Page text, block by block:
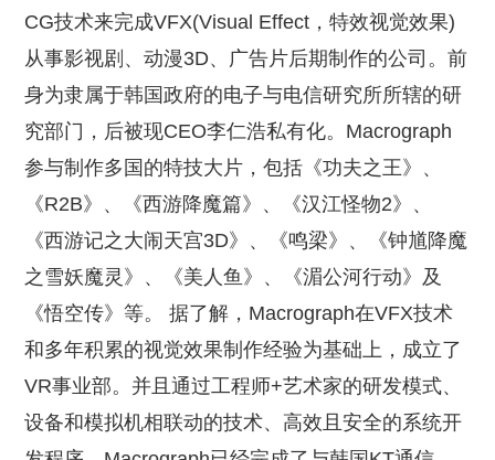
CG技术来完成VFX(Visual Effect，特效视觉效果)
从事影视剧、动漫3D、广告片后期制作的公司。前
身为隶属于韩国政府的电子与电信研究所所辖的研
究部门，后被现CEO李仁浩私有化。Macrograph
参与制作多国的特技大片，包括《功夫之王》、
《R2B》、《西游降魔篇》、《汉江怪物2》、
《西游记之大闹天宫3D》、《鸣梁》、《钟馗降魔
之雪妖魔灵》、《美人鱼》、《湄公河行动》及
《悟空传》等。 据了解，Macrograph在VFX技术
和多年积累的视觉效果制作经验为基础上，成立了
VR事业部。并且通过工程师+艺术家的研发模式、
设备和模拟机相联动的技术、高效且安全的系统开